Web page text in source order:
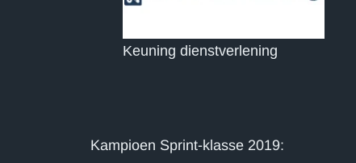
Keuning dienstverlening
Kampioen Sprint-klasse 2019: